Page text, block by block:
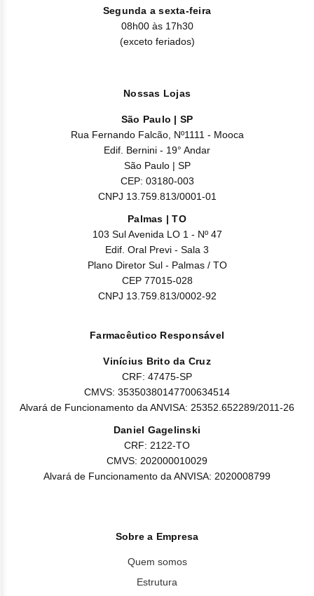
aconselhável realizar um monitoramento clínico cuidadoso.
Peso baixo: um aumento na exposição à enoxaparina sódica
em doses profiláticas (não ajustadas ao peso) tem sido
observado em mulheres e homens com baixo peso (< 45 kg e
aumentado de tromboembolismo. A segurança e a eficácia de
doses profiláticas em pacientes obesos (IMC > 30 kg/m2) não
foram totalmente determinadas e não há consenso para
ajuste de dose. Estes pacientes devem ser observados
cuidadosamente quanto aos sinais e sintomas de
Segunda a sexta-feira
08h00 às 17h30
(exceto feriados)
Nossas Lojas
São Paulo | SP
Rua Fernando Falcão, Nº1111 - Mooca
Edif. Bernini - 19° Andar
São Paulo | SP
CEP: 03180-003
CNPJ 13.759.813/0001-01
Palmas | TO
103 Sul Avenida LO 1 - Nº 47
Edif. Oral Previ - Sala 3
Plano Diretor Sul - Palmas / TO
CEP 77015-028
CNPJ 13.759.813/0002-92
Farmacêutico Responsável
Vinícius Brito da Cruz
CRF: 47475-SP
CMVS: 35350380147700634514
Alvará de Funcionamento da ANVISA: 25352.652289/2011-26
Daniel Gagelinski
CRF: 2122-TO
CMVS: 202000010029
Alvará de Funcionamento da ANVISA: 2020008799
Sobre a Empresa
Quem somos
Estrutura